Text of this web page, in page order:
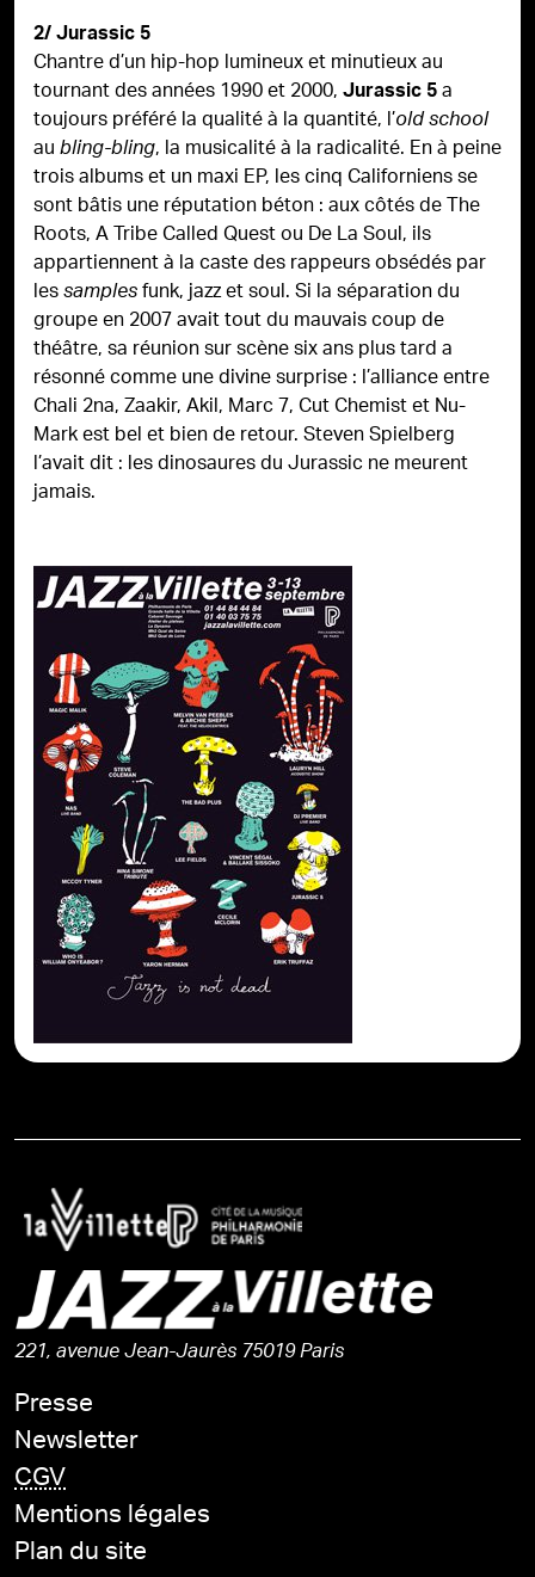
2/ Jurassic 5
Chantre d’un hip-hop lumineux et minutieux au
tournant des années 1990 et 2000,Jurassic 5a
toujours préféré la qualité à la quantité, l’old school
aubling-bling, la musicalité à la radicalité. En à peine
trois albums et un maxi EP, les cinq Californiens se
sont bâtis une réputation béton : aux côtés de The
Roots, A Tribe Called Quest ou De La Soul, ils
appartiennent à la caste des rappeurs obsédés par
lessamplesfunk, jazz et soul. Si la séparation du
groupe en 2007 avait tout du mauvais coup de
théâtre, sa réunion sur scène six ans plus tard a
résonné comme une divine surprise : l’alliance entre
Chali 2na, Zaakir, Akil, Marc 7, Cut Chemist et Nu-
Mark est bel et bien de retour. Steven Spielberg
l’avait dit : les dinosaures du Jurassic ne meurent
jamais.
221, avenue Jean-Jaurès 75019 Paris
Presse
Newsletter
CGV
Mentions légales
Plan du site